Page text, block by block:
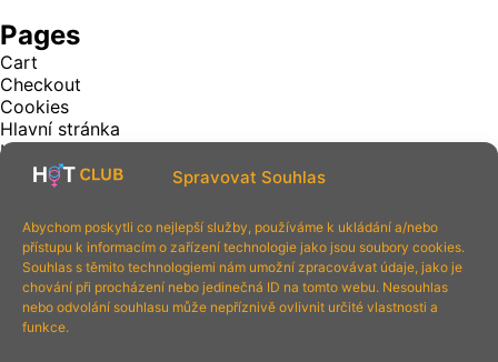
Spravovat Souhlas
Abychom poskytli co nejlepší služby, používáme k ukládání a/nebo
přístupu k informacím o zařízení technologie jako jsou soubory cookies.
Souhlas s těmito technologiemi nám umožní zpracovávat údaje, jako je
chování při procházení nebo jedinečná ID na tomto webu. Nesouhlas
nebo odvolání souhlasu může nepříznivě ovlivnit určité vlastnosti a
funkce.
Pages
Cart
Checkout
Cookies
Hlavní stránka
Kontakt
Login and register
Page 404
Panel
Všeobecné obchodní podmínky
Archives
Categories